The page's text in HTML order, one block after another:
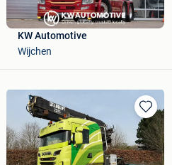
KW Automotive
Wijchen
Bewaren
in
Mijn
Favorieten